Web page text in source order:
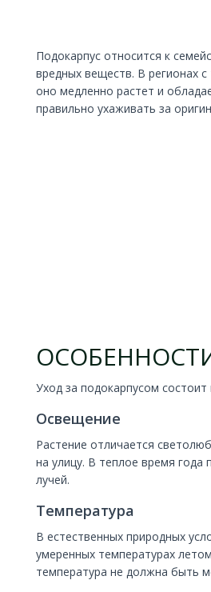
Подокарпус относится к
вредных веществ. В регионах
оно медленно растет и
правильно ухаживать за
Уход за подокарпусом состоит
Освещение
Растение отличается
на улицу. В теплое время
лучей.
Температура
В естественных природных
умеренных температурах
температура не должна быть